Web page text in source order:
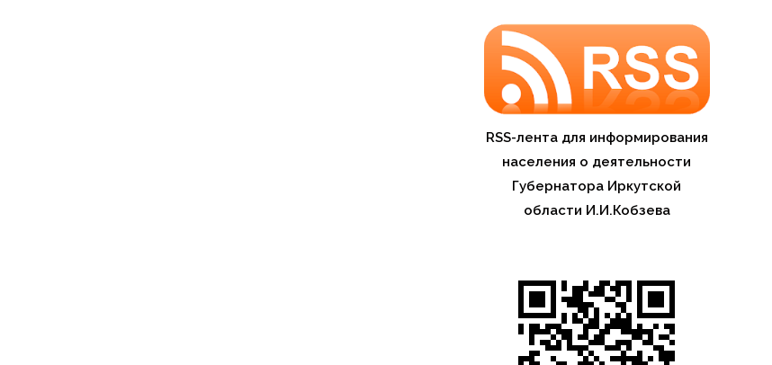
RSS-лента для информирования
населения о деятельности
Губернатора Иркутской
области И.И.Кобзева